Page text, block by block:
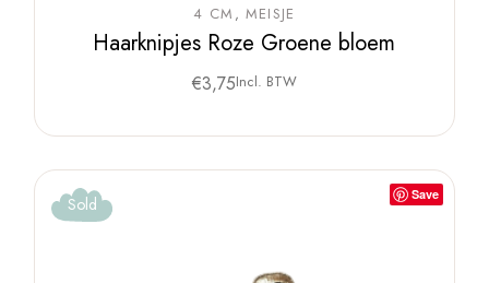
4 CM MEISJE
Haarknipjes Roze Groene bloem
€3,75Incl. BTW
Save
Sold